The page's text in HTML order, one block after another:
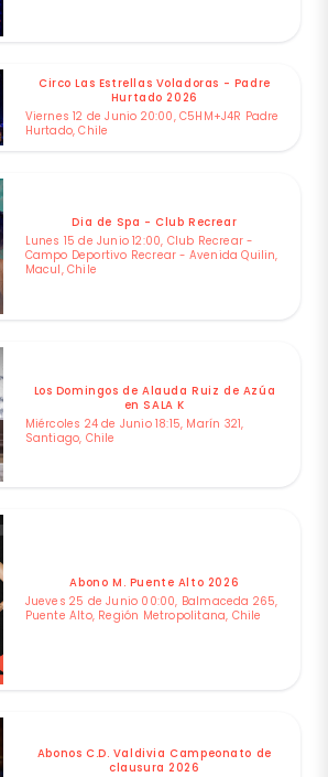
Circo Las Estrellas Voladoras - Padre
Hurtado 2026
Viernes 12 de Junio 20:00, C5HM+J4R Padre
Hurtado, Chile
Dia de Spa - Club Recrear
Lunes 15 de Junio 12:00, Club Recrear -
Campo Deportivo Recrear - Avenida Quilin,
Macul, Chile
Los Domingos de Alauda Ruiz de Azúa
en SALA K
Miércoles 24 de Junio 18:15, Marín 321,
Santiago, Chile
Abono M. Puente Alto 2026
Jueves 25 de Junio 00:00, Balmaceda 265,
Puente Alto, Región Metropolitana, Chile
Abonos C.D. Valdivia Campeonato de
clausura 2026